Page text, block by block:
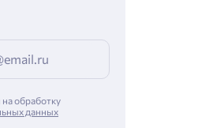
на обработку
данных